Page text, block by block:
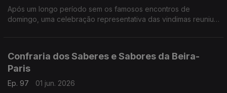
Após um longo período sem os famosos encontros de
domingo, uma celebração representativa das vindimas reuniu
Confraria dos Saberes e Sabores da Beira-
Paris
Ep. 97
01 jun. 2026